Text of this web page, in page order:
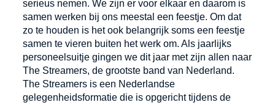
serieus nemen. We zijn er voor elkaar en daarom is
samen werken bij ons meestal een feestje. Om dat
zo te houden is het ook belangrijk soms een feestje
samen te vieren buiten het werk om. Als jaarlijks
personeelsuitje gingen we dit jaar met zijn allen naar
The Streamers, de grootste band van Nederland.
The Streamers is een Nederlandse
gelegenheidsformatie die is opgericht tijdens de